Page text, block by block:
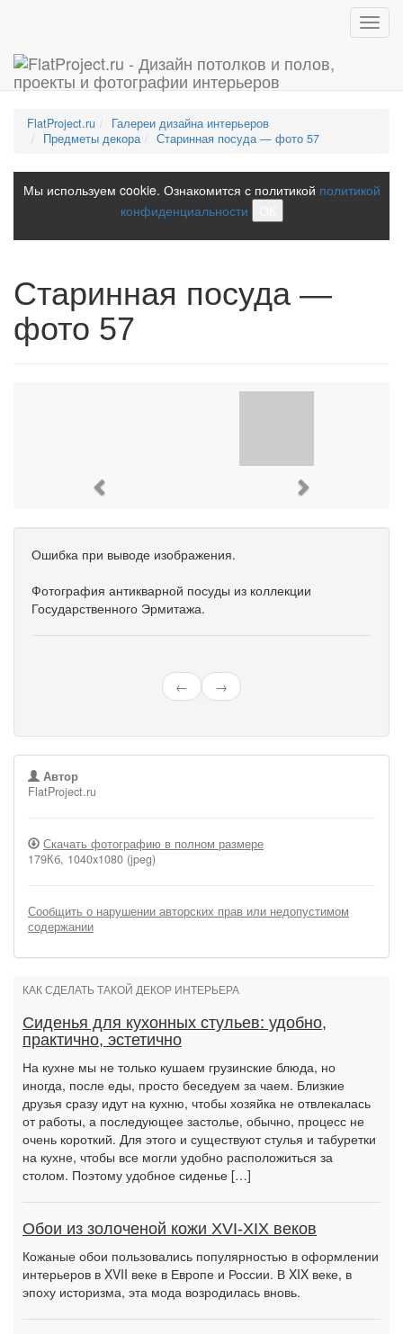
FlatProject.ru
Галереи дизайна интерьеров
Предметы декора
Старинная посуда — фото 57
Мы используем cookie. Ознакомится с политикой политикой
конфиденциальности
Старинная посуда —
фото 57
Ошибка при выводе изображения.
Фотография антикварной посуды из коллекции
Государственного Эрмитажа.
← →
Автор
FlatProject.ru
Скачать фотографию в полном размере
179Кб, 1040x1080 (jpeg)
Сообщить о нарушении авторских прав или недопустимом
содержании
КАК СДЕЛАТЬ ТАКОЙ ДЕКОР ИНТЕРЬЕРА
Сиденья для кухонных стульев: удобно,
практично, эстетично
На кухне мы не только кушаем грузинские блюда, но
иногда, после еды, просто беседуем за чаем. Близкие
друзья сразу идут на кухню, чтобы хозяйка не отвлекалась
от работы, а последующее застолье, обычно, процесс не
очень короткий. Для этого и существуют стулья и табуретки
на кухне, чтобы все могли удобно расположиться за
столом. Поэтому удобное сиденье […]
Обои из золоченой кожи XVI-XIX веков
Кожаные обои пользовались популярностью в оформлении
интерьеров в XVII веке в Европе и России. В XIX веке, в
эпоху историзма, эта мода возродилась вновь.